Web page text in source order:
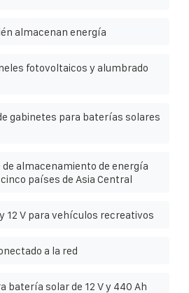
almacenan energía
fotovoltaicos y alumbrado
gabinetes para baterías solares
almacenamiento de energía
países de Asia Central
12 V para vehículos recreativos
a la red
batería solar de 12 V y 440 Ah